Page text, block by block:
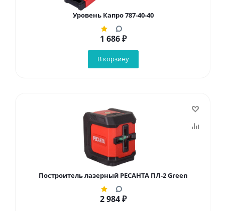
Уровень Капро 787-40-40
1 686₽
В корзину
Построитель лазерный РЕСАНТА ПЛ-2 Green
2 984₽